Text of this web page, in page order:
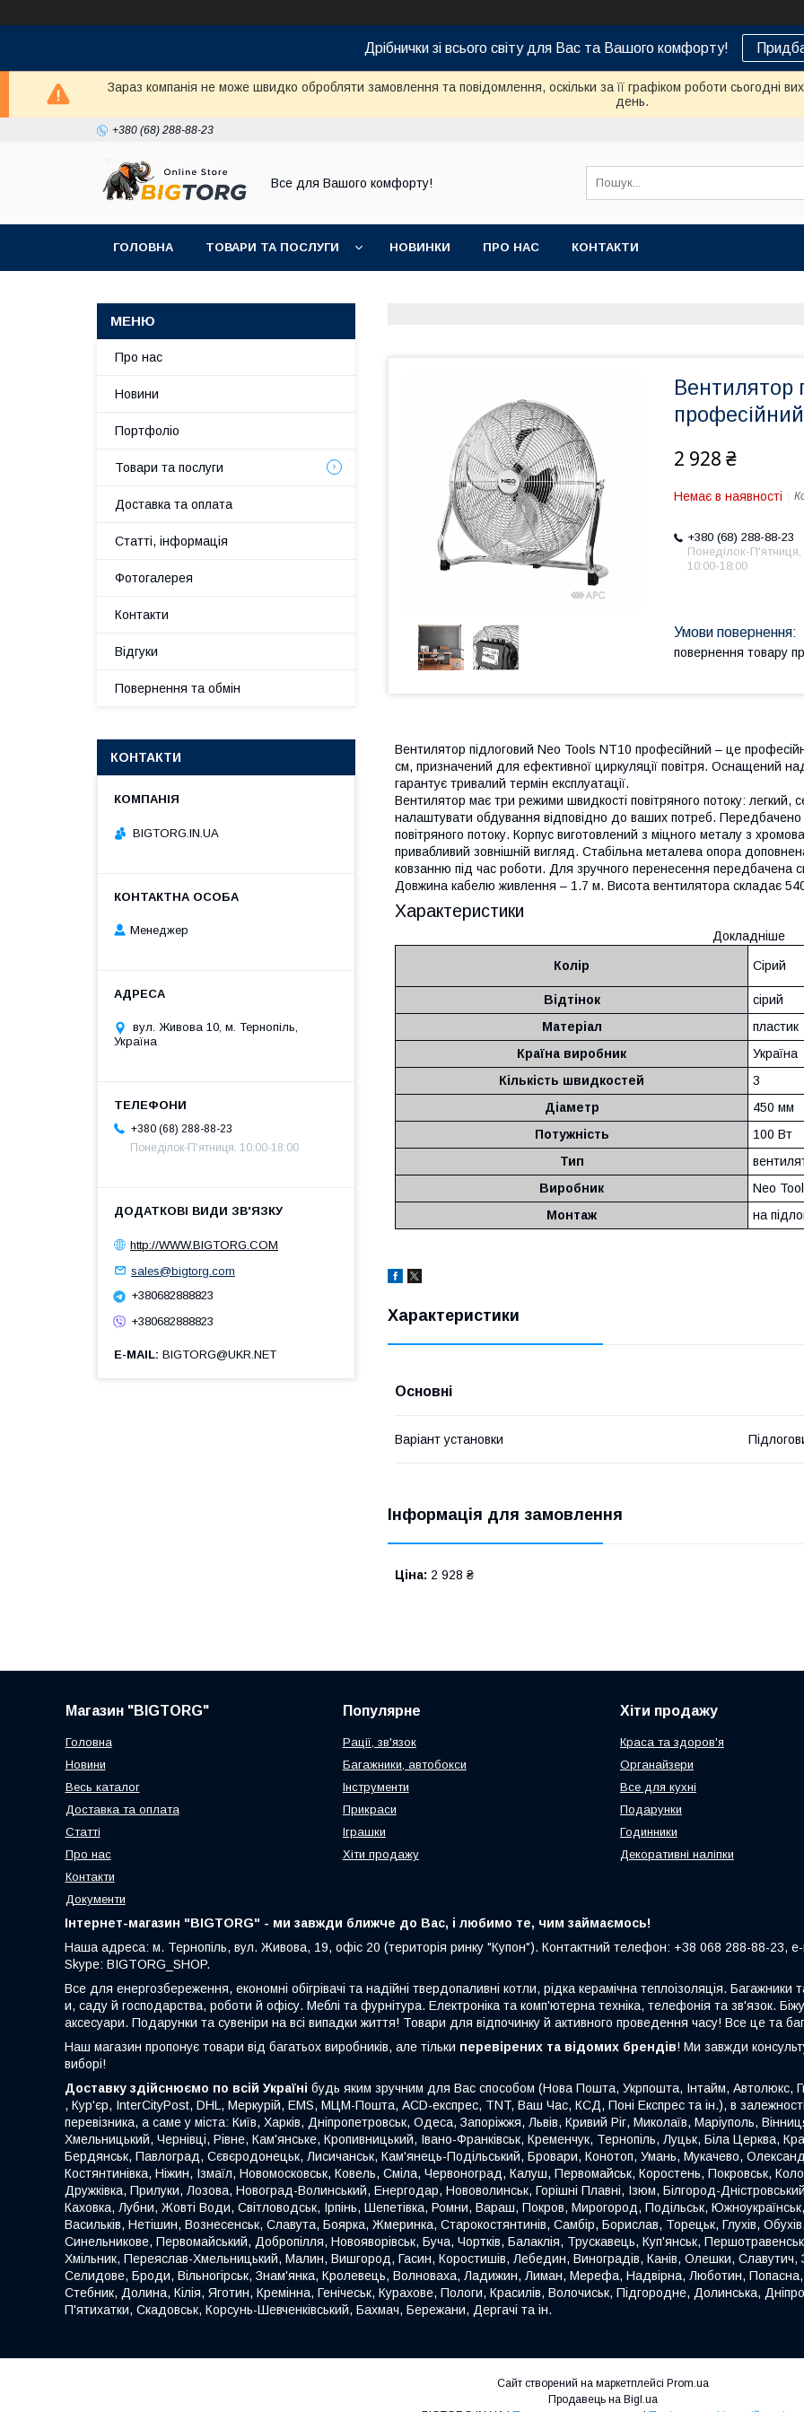
Дрібнички зі всього світу для Вас та Вашого комфорту!
Зараз компанія не може швидко обробляти замовлення та повідомлення, оскільки за її графіком роботи сьогодні
день.
+380 (68) 288-88-23
Все для Вашого комфорту!
ГОЛОВНА ТОВАРИ ТА ПОСЛУГИ НОВИНКИ ПРО НАС КОНТАКТИ
Вентилятор
2 928 ₴
Немає в наявності
+380 (68) 288-88-23
Понеділок-П'ятниця,
10:00-18:00
повернення товару
Вентилятор підлоговий Neo Tools NT10 професійний – це
см, призначений для ефективної циркуляції повітря. Оснащений
гарантує тривалий термін експлуатації.
Вентилятор має три режими швидкості повітряного потоку:
налаштувати обдування відповідно до ваших потреб.
повітряного потоку. Корпус виготовлений з міцного металу з
привабливий зовнішній вигляд. Стабільна металева опора
ковзанню під час роботи. Для зручного перенесення передбачена
Довжина кабелю живлення – 1.7 м. Висота вентилятора складає
Характеристики
Докладніше
Колір Сірий
Відтінок
сірий
Матеріал
пластик
Країна виробник
Україна
Кількість швидкостей
3
Діаметр
450 мм
Потужність
100 Вт
Тип
Виробник
Neo
Монтаж
на
Характеристики
Основні
Варіант установки
Інформація для замовлення
Ціна: 2 928 ₴
Про нас
Новини
Портфоліо
Товари та послуги
Доставка та оплата
Статті, інформація
Фотогалерея
Контакти
Відгуки
Повернення та обмін
КОНТАКТИ
BIGTORG.IN.UA
Менеджер
вул. Живова 10, м. Тернопіль,
Україна
+380 (68) 288-88-23
Понеділок-П'ятниця, 10:00-18:00
http://WWW.BIGTORG.COM
sales@bigtorg.com
+380682888823
+380682888823
E-MAIL BIGTORG@UKR.NET
Магазин "BIGTORG"
Головна
Новини
Весь каталог
Доставка та оплата
Статті
Про нас
Контакти
Документи
Популярне
Рації, зв'язок
Багажники, автобокси
Інструменти
Прикраси
Іграшки
Хіти продажу
Хіти продажу
Краса та здоров'я
Органайзери
Все для кухні
Подарунки
Годинники
Декоративні наліпки
Інтернет-магазин "BIGTORG" - ми завжди ближче до Вас, і любимо те, чим займаємось!
Наша адреса: м. Тернопіль, вул. Живова, 19, офіс 20 (територія ринку "Купон"). Контактний телефон: +38 068 288-88-23,
Skype: BIGTORG_SHOP.
Все для енергозбереження, економні обігрівачі та надійні твердопаливні котли, рідка керамічна теплоізоляція.
и, саду й господарства, роботи й офісу. Меблі та фурнітура. Електроніка та комп'ютерна техніка, телефонія та зв'язок.
аксесуари. Подарунки та сувеніри на всі випадки життя! Товари для відпочинку й активного проведення часу! Все це та
Наш магазин пропонує товари від багатьох виробників, але тільки перевірених та відомих брендів! Ми завжди
виборі!
Доставку здійснюємо по всій Україні будь яким зручним для Вас способом (Нова Пошта, Укрпошта, Інтайм, Автолюкс,
, Кур'єр, InterCityPost, DHL, Меркурій, EMS, МЦМ-Пошта, ACD-експрес, TNT, Ваш Час, КСД, Поні Експрес та ін.), в
перевізника, а саме у міста: Київ, Харків, Дніпропетровськ, Одеса, Запоріжжя, Львів, Кривий Ріг, Миколаїв, Маріуполь,
Хмельницький, Чернівці, Рівне, Кам'янське, Кропивницький, Івано-Франківськ, Кременчук, Тернопіль, Луцьк, Біла Церква,
Бердянськ, Павлоград, Сєвєродонецьк, Лисичанськ, Кам'янець-Подільський, Бровари, Конотоп, Умань, Мукачево,
Костянтинівка, Ніжин, Ізмаїл, Новомосковськ, Ковель, Сміла, Червоноград, Калуш, Первомайськ, Коростень, Покровськ,
Дружківка, Прилуки, Лозова, Новоград-Волинський, Енергодар, Нововолинськ, Горішні Плавні, Ізюм, Білгород-
Каховка, Лубни, Жовті Води, Світловодськ, Ірпінь, Шепетівка, Ромни, Вараш, Покров, Мирогород, Подільськ,
Васильків, Нетішин, Вознесенськ, Славута, Боярка, Жмеринка, Старокостянтинів, Самбір, Борислав, Торецьк, Глухів,
Синельникове, Первомайський, Добропілля, Новояворівськ, Буча, Чортків, Балаклія, Трускавець, Куп'янськ,
Хмільник, Переяслав-Хмельницький, Малин, Вишгород, Гасин, Коростишів, Лебедин, Виноградів, Канів, Олешки, Славутич,
Селидове, Броди, Вільногірськ, Знам'янка, Кролевець, Волноваха, Ладижин, Лиман, Мерефа, Надвірна, Люботин,
Стебник, Долина, Кілія, Яготин, Кремінна, Генічеськ, Курахове, Пологи, Красилів, Волочиськ, Підгородне, Долинська,
П'ятихатки, Скадовськ, Корсунь-Шевченківський, Бахмач, Бережани, Дергачі та ін.
Сайт створений на маркетплейсі Prom.ua
Продавець на Bigl.ua